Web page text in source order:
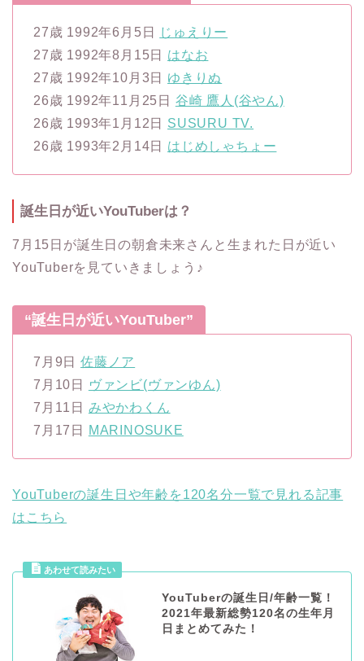
27歳 1992年6月5日
じゅえりー
27歳 1992年8月15日 はなお
27歳 1992年10月3日 ゆきりぬ
26歳 1992年11月25日 谷崎 鷹人(谷やん)
26歳 1993年1月12日 SUSURU TV.
26歳 1993年2月14日 はじめしゃちょー
誕生日が近いYouTuberは？
7月15日が誕生日の朝倉未来さんと生まれた日が近い
YouTuberを見ていきましょう♪
“誕生日が近いYouTuber”
7月9日 佐藤ノア
7月10日
ヴァンビ(ヴァンゆん)
7月11日 みやかわくん
7月17日
MARINOSUKE
YouTuberの誕生日や年齢を120名分一覧で見れる記事
はこちら
YouTuberの誕生日/年齢一覧！
2021年最新総勢120名の生年月
日まとめてみた！